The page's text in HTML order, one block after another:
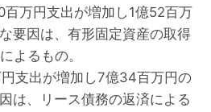
万円支出が増加し1億52百万
要因は、有形固定資産の取得
よるもの。
支出が増加し7億34百万円の
は、リース債務の返済による